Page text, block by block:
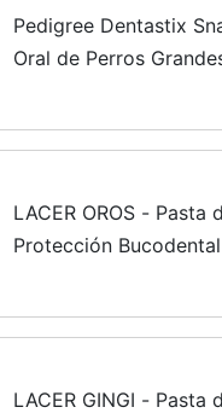
Pedigree Dentastix
Oral de Perros
LACER OROS - Pasta
Protección
LACER GINGI - Pasta